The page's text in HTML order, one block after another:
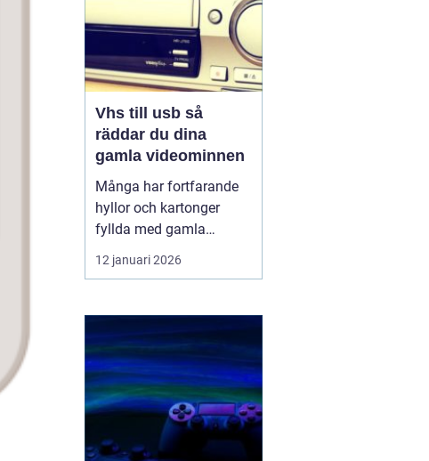
Vhs till usb så
räddar du dina
gamla videominnen
Många har fortfarande
hyllor och kartonger
fyllda med gamla
videoband. Bröllop,
skolavslutningar,
vardagsklipp från 80-
och 90-talet ligger kvar
på kassetter som knappt
går att spela upp längre.
Samtidigt försvinner
fungerande videos...
12 januari 2026